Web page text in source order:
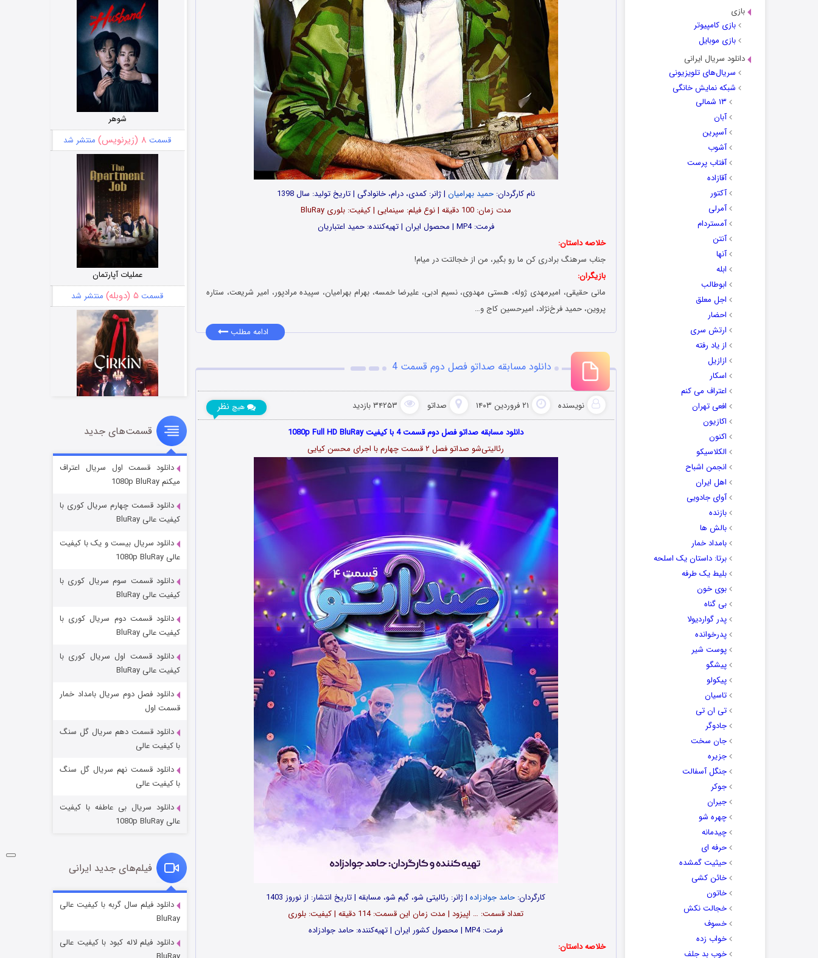
بازی
بازی کامپیوتر
بازی موبایل
دانلود سریال ایرانی
سریال‌های تلویزیونی
شبکه نمایش خانگی
۱۳ شمالی
آبان
آسپرین
آشوب
آفتاب پرست
آقازاده
آکتور
آمرلی
آمستردام
آنتن
آنها
ابله
ابوطالب
اجل معلق
احضار
ارتش سری
از یاد رفته
ازازیل
اسکار
اعتراف می کنم
افعی تهران
اکازیون
اکنون
الکلاسیکو
انجمن اشباح
اهل ایران
آوای جادویی
بازنده
بالش ها
بامداد خمار
برتا: داستان یک اسلحه
بلیط یک‌‌ طرفه
بوی خون
بی گناه
پدر گواردیولا
پدرخوانده
پوست شیر
پیشگو
پیکولو
تاسیان
تی ان تی
جادوگر
جان سخت
جزیره
جنگل آسفالت
جوکر
جیران
چهره شو
چیدمانه
حرفه ای
حیثیت گمشده
خائن کشی
خاتون
خجالت نکش
خسوف
خواب زده
خوب بد جلف
نام کارگردان:حمید بهرامیان | ژانر: کمدی، درام، خانوادگی | تاریخ تولید: سال 1398
مدت‌‌ زمان: 100 دقیقه | نوع فیلم: سینمایی | کیفیت: بلوری BluRay
فرمت: MP4 | محصول ایران | تهیه‎‌کننده: حمید اعتباریان
خلاصه داستان:
جناب سرهنگ برادری کن ما رو بگیر، من از خجالتت در میام!
بازیگران:
مانی حقیقی، امیرمهدی ژوله، هستی مهدوی، نسیم ادبی، علیرضا خمسه، بهرام بهرامیان، سپیده مرادپور، امیر شریعت، ستاره
پروین، حمید فرخ‌نژاد، امیرحسین کاج و…
ادامه مطلب
دانلود مسابقه صداتو فصل دوم قسمت 4
نویسنده ۲۱ فروردین ۱۴۰۳ صداتو ۳۴۲۵۳ بازدید هیچ نظر
دانلود مسابقه صداتو فصل دوم قسمت 4 با کیفیت 1080p Full HD BluRay
رئالیتی‌شو صداتو فصل ۲ قسمت چهارم با اجرای محسن کیایی
کارگردان: حامد جوادزاده| ژانر: رئالیتی شو، گیم شو، مسابقه | تاریخ انتشار: از نوروز 1403
تعداد قسمت‌: … اپیزود | مدت زمان این قسمت: 114 دقیقه | کیفیت: بلوری
فرمت: MP4 | محصول کشور ایران | تهیه‌کننده: حامد جوادزاده
خلاصه داستان:
شوهر
قسمت ۸ (زیرنویس) منتشر شد
عملیات آپارتمان
قسمت ۵ (دوبله) منتشر شد
سریال زشت
قسمت۲ (زیرنویس) منتشر شد
مردگان متحرک: شهر مرده ۳
شکست استوارت در نجات جهان
قسمت ۷ (زیرنویس) منتشر شد
شوگر فصل ۲
قسمت
قسمت‌های جدید
دانلود قسمت اول سریال اعتراف
میکنم 1080p BluRay
دانلود قسمت چهارم سریال کوری با
کیفیت عالی BluRay
دانلود سریال بیست و یک با کیفیت
عالی 1080p BluRay
دانلود قسمت سوم سریال کوری با
کیفیت عالی BluRay
دانلود قسمت دوم سریال کوری با
کیفیت عالی BluRay
دانلود قسمت اول سریال کوری با
کیفیت عالی BluRay
دانلود فصل دوم سریال بامداد خمار
قسمت اول
دانلود قسمت دهم سریال گل سنگ
با کیفیت عالی
دانلود قسمت نهم سریال گل سنگ
با کیفیت عالی
دانلود سریال بی عاطفه با کیفیت
عالی 1080p BluRay
فیلم‌های جدید ایرانی
دانلود فیلم سال گربه با کیفیت عالی
BluRay
دانلود فیلم لاله کبود با کیفیت عالی